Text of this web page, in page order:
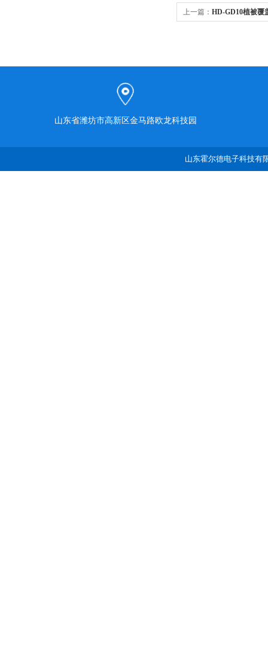
上一篇： HD-GD10植被覆
山东省潍坊市高新区金马路欧龙科技园
山东霍尔德电子科技有